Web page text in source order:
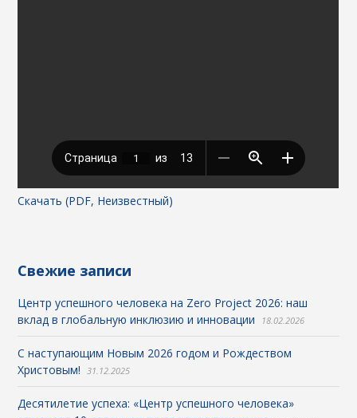
Скачать (PDF, Неизвестный)
Свежие записи
Центр успешного человека на Zero Project 2026: наш
вклад в глобальную инклюзию и инновации
18.02.2026
С наступающим Новым 2026 годом и Рождеством
Христовым!
31.12.2025
Десятилетие успеха: «Центр успешного человека»